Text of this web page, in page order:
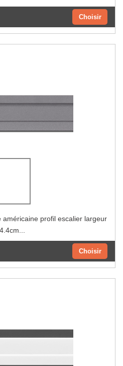
Choisir
américaine profil escalier largeur
4.4cm...
Choisir